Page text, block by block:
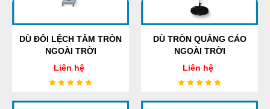
DÙ ĐÔI LỆCH TÂM TRÒN
NGOÀI TRỜI
Liên hệ
DÙ TRÒN QUẢNG CÁO
NGOÀI TRỜI
Liên hệ